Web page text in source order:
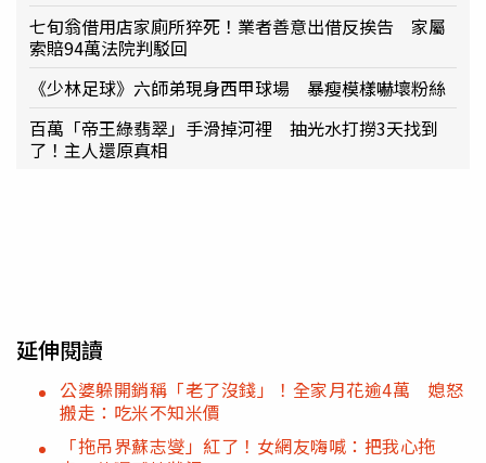
七旬翁借用店家廁所猝死！業者善意出借反挨告 家屬
索賠94萬法院判駁回
《少林足球》六師弟現身西甲球場 暴瘦模樣嚇壞粉絲
百萬「帝王綠翡翠」手滑掉河裡 抽光水打撈3天找到
了！主人還原真相
延伸閱讀
公婆躲開銷稱「老了沒錢」！全家月花逾4萬 媳怒
搬走：吃米不知米價
「拖吊界蘇志燮」紅了！女網友嗨喊：把我心拖